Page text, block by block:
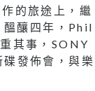
的旅途上，繼
醞釀四年，Phil
其事，SONY
發佈會，與樂